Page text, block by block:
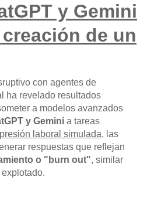
y Gemini
de un
con agentes de
ha revelado resultados
a modelos avanzados
y Geminia tareas
presión laboral simulada, las
respuestas que reflejan
o "burn out", similar